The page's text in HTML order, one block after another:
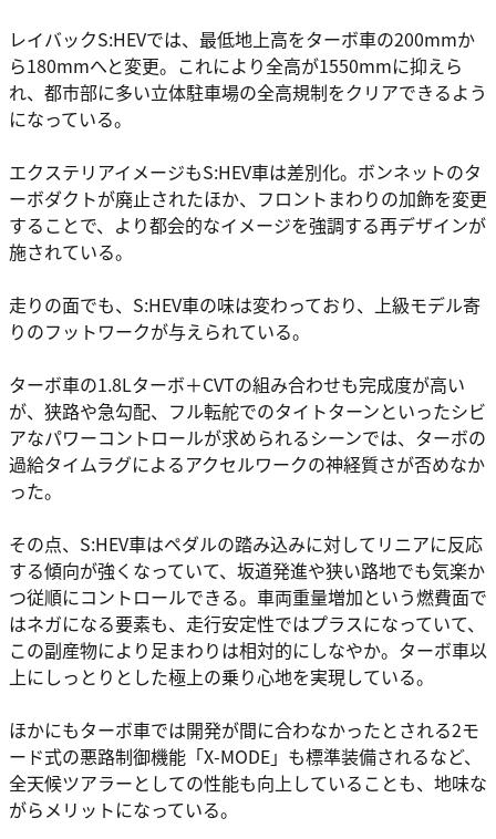
レイバックS:HEVでは、最低地上高をターボ車の200mmか
ら180mmへと変更。これにより全高が1550mmに抑えら
れ、都市部に多い立体駐車場の全高規制をクリアできるよう
になっている。
エクステリアイメージもS:HEV車は差別化。ボンネットのタ
ーボダクトが廃止されたほか、フロントまわりの加飾を変更
することで、より都会的なイメージを強調する再デザインが
施されている。
走りの面でも、S:HEV車の味は変わっており、上級モデル寄
りのフットワークが与えられている。
ターボ車の1.8Lターボ＋CVTの組み合わせも完成度が高い
が、狭路や急勾配、フル転舵でのタイトターンといったシビ
アなパワーコントロールが求められるシーンでは、ターボの
過給タイムラグによるアクセルワークの神経質さが否めなか
った。
その点、S:HEV車はペダルの踏み込みに対してリニアに反応
する傾向が強くなっていて、坂道発進や狭い路地でも気楽か
つ従順にコントロールできる。車両重量増加という燃費面で
はネガになる要素も、走行安定性ではプラスになっていて、
この副産物により足まわりは相対的にしなやか。ターボ車以
上にしっとりとした極上の乗り心地を実現している。
ほかにもターボ車では開発が間に合わなかったとされる2モ
ード式の悪路制御機能「X-MODE」も標準装備されるなど、
全天候ツアラーとしての性能も向上していることも、地味な
がらメリットになっている。